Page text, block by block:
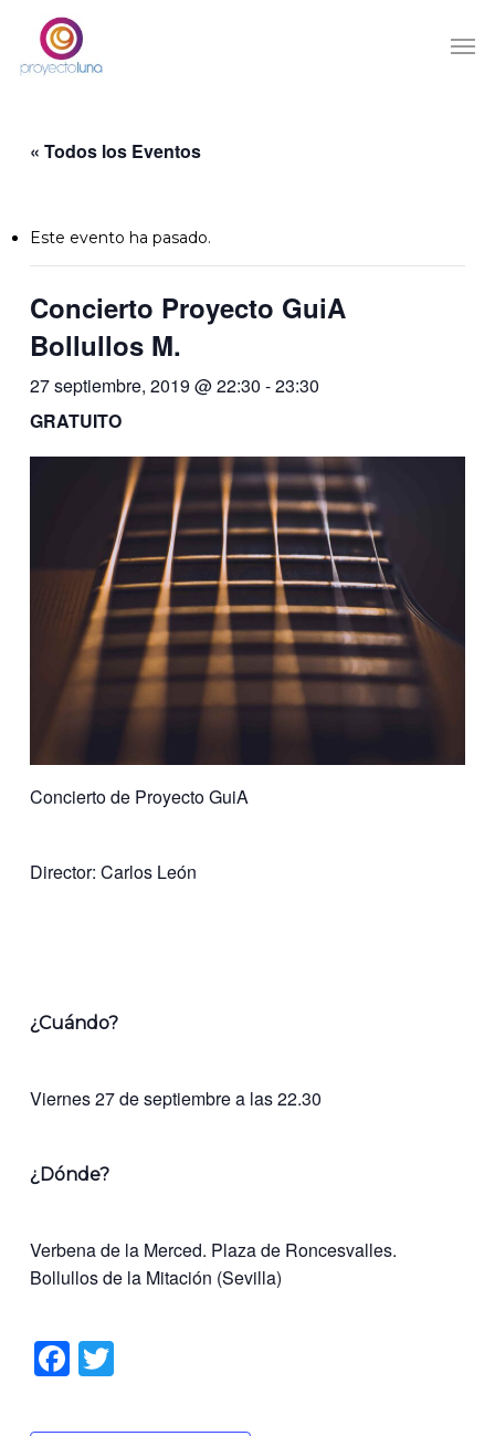
main
« Todos los Eventos
Este evento ha pasado.
Concierto Proyecto GuiA
Bollullos M.
27 septiembre, 2019 @ 22:30 -23:30
GRATUITO
Concierto de Proyecto GuiA
Director: Carlos León
¿Cuándo?
Viernes 27 de septiembre a las 22.30
¿Dónde?
Verbena de la Merced. Plaza de Roncesvalles.
Bollullos de la Mitación (Sevilla)
Facebook
Twitter